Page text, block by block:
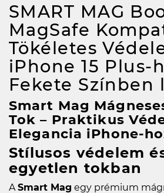
SMART MAG
MagSafe
Tökéletes
iPhone 15 Plus-
Fekete Színben
Smart Mag
Tok – Praktikus
Elegancia iPhone-
Stílusos védelem
egyetlen tokban
A Smart Mag egy prémium